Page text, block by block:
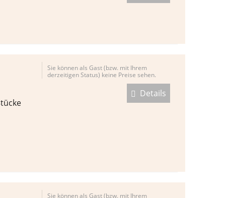
Sie können als Gast (bzw. mit Ihrem
derzeitigen Status) keine Preise sehen.
Details
Sie können als Gast (bzw. mit Ihrem